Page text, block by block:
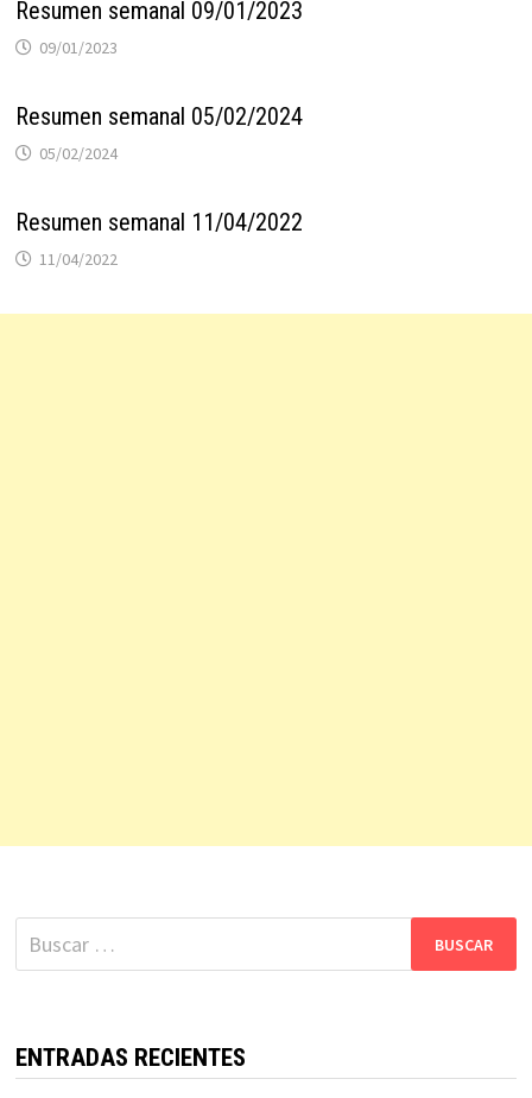
Resumen semanal 09/01/2023
09/01/2023
Resumen semanal 05/02/2024
05/02/2024
Resumen semanal 11/04/2022
11/04/2022
Buscar:
ENTRADAS RECIENTES